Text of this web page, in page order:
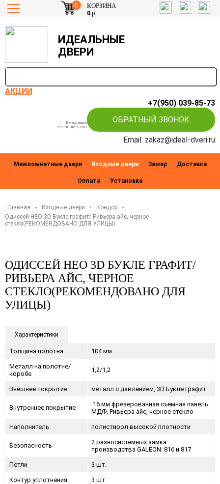
0 КОРЗИНА
0р.
ИДЕАЛЬНЫЕ
ДВЕРИ
АКЦИИ
+7(950) 039-85-73
Ежедневно
c 9:00 до 20:00
ОБРАТНЫЙ ЗВОНОК
Email: zakaz@ideal-dveri.ru
Межкомнатные двери Входные двери Замер Доставка
Оплата Установка
Главная - Входные двери - Кондор
-
Одиссей НЕО 3D Букле графит/ Ривьера айс, черное
стекло(РЕКОМЕНДОВАНО ДЛЯ УЛИЦЫ)
ОДИССЕЙ НЕО 3D БУКЛЕ ГРАФИТ/
РИВЬЕРА АЙС, ЧЕРНОЕ
СТЕКЛО(РЕКОМЕНДОВАНО ДЛЯ
УЛИЦЫ)
Характеристики
Толщина полотна 104 мм
Металл на полотне/
коробе
1,2/1,2
Внешнее покрытие металл с давлением, 3D Букле графит
Внутреннее покрытие
16 мм фрезерованная съемная панель
МДФ, Ривьера айс, черное стекло
Наполнитель полистирол высокой плотности
Безопасность
2 разносистемных замка
производства GALEON: 816 и 817
Петли 3 шт.
Контур уплотнения 3 шт.